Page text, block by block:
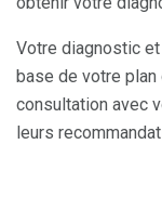
Votre diagnostic
base de votre plan
consultation avec
leurs